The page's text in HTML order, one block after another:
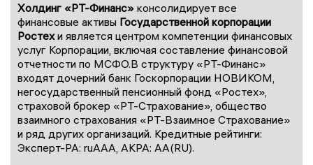
Холдинг «РТ-Финанс» консолидирует все
финансовые активы Государственной корпорации
Ростехи является центром компетенции финансовых
услуг Корпорации, включая составление финансовой
отчетности по МСФО.В структуру «РТ-Финанс»
входят дочерний банк Госкорпорации НОВИКОМ,
негосударственный пенсионный фонд «Ростех»,
страховой брокер «РТ-Страхование», общество
взаимного страхования «РТ-Взаимное Страхование»
и ряд других организаций. Кредитные рейтинги:
Эксперт-РА: ruAAA, АКРА: AA(RU).